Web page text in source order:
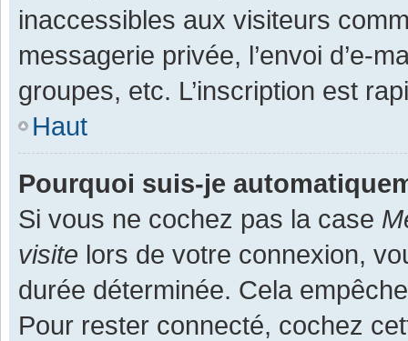
inaccessibles aux visiteurs
messagerie privée, l’envoi d’e-
groupes, etc. L’inscription est
Haut
Pourquoi suis-je
Si vous ne cochez pas la case
visite lors de votre connexion,
durée déterminée. Cela
Pour rester connecté, cochez